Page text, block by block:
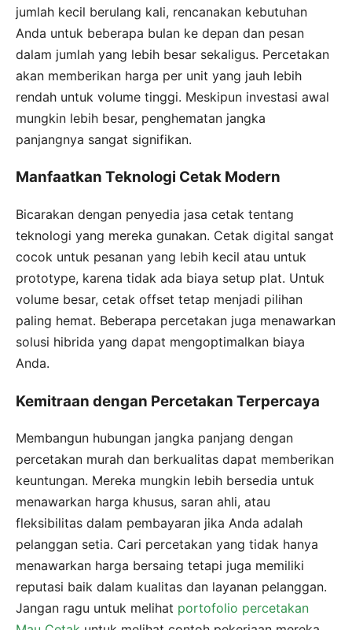
jumlah kecil berulang kali, rencanakan kebutuhan
Anda untuk beberapa bulan ke depan dan pesan
dalam jumlah yang lebih besar sekaligus. Percetakan
akan memberikan harga per unit yang jauh lebih
rendah untuk volume tinggi. Meskipun investasi awal
mungkin lebih besar, penghematan jangka
panjangnya sangat signifikan.
Manfaatkan Teknologi Cetak Modern
Bicarakan dengan penyedia jasa cetak tentang
teknologi yang mereka gunakan. Cetak digital sangat
cocok untuk pesanan yang lebih kecil atau untuk
prototype, karena tidak ada biaya setup plat. Untuk
volume besar, cetak offset tetap menjadi pilihan
paling hemat. Beberapa percetakan juga menawarkan
solusi hibrida yang dapat mengoptimalkan biaya
Anda.
Kemitraan dengan Percetakan Terpercaya
Membangun hubungan jangka panjang dengan
percetakan murah dan berkualitas dapat memberikan
keuntungan. Mereka mungkin lebih bersedia untuk
menawarkan harga khusus, saran ahli, atau
fleksibilitas dalam pembayaran jika Anda adalah
pelanggan setia. Cari percetakan yang tidak hanya
menawarkan harga bersaing tetapi juga memiliki
reputasi baik dalam kualitas dan layanan pelanggan.
Jangan ragu untuk melihat portofolio percetakan